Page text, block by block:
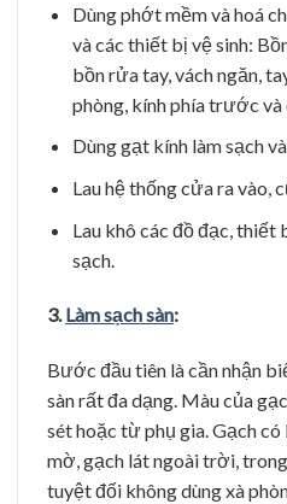
Dùng phớt mềm và hoá
và các thiết bị vệ sinh:
bồn rửa tay, vách ngăn,
phòng, kính phía trước và
Dùng gạt kính làm sạch
Lau hệ thống cửa ra vào,
Lau khô các đồ đạc, thiết
sạch.
3.Làm sạch sàn:
Bước đầu tiên là cần nhận
sàn rất đa dạng. Màu của
sét hoặc từ phụ gia. Gạch có
mờ, gạch lát ngoài trời, trong
tuyệt đối không dùng xà